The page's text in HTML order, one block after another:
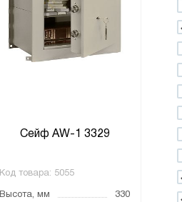
Сейф AW-1 3329
Код товара: 5055
Высота, мм
330